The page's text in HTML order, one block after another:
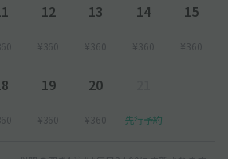
12
¥360
13
¥360
14
¥360
15
¥360
19
¥360
20
¥360 先行予約